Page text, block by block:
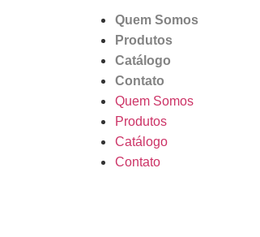
Quem Somos
Produtos
Catálogo
Contato
Quem Somos
Produtos
Catálogo
Contato